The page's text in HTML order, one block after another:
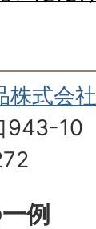
株式会社
943-10
例